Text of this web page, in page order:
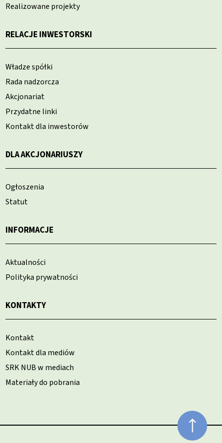
Realizowane projekty
RELACJE INWESTORSKI
Władze spółki
Rada nadzorcza
Akcjonariat
Przydatne linki
Kontakt dla inwestorów
DLA AKCJONARIUSZY
Ogłoszenia
Statut
INFORMACJE
Aktualności
Polityka prywatności
KONTAKTY
Kontakt
Kontakt dla mediów
SRK NUB w mediach
Materiały do pobrania